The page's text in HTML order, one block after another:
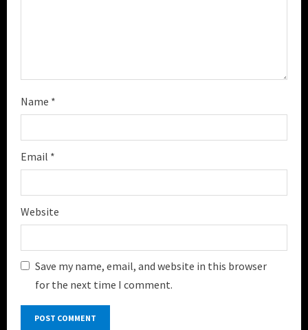
Name *
Email *
Website
Save my name, email, and website in this browser
for the next time I comment.